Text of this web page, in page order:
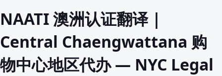
NAATI 澳洲认证翻译 |
Central Chaengwattana 购
物中心地区代办 — NYC Legal